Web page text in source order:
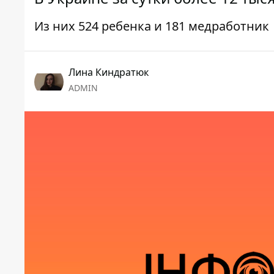
Из них 524 ребенка и 181 медработник
Лина Киндратюк
ADMIN